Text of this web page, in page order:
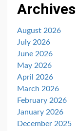
Archives
August 2026
July 2026
June 2026
May 2026
April 2026
March 2026
February 2026
January 2026
December 2025